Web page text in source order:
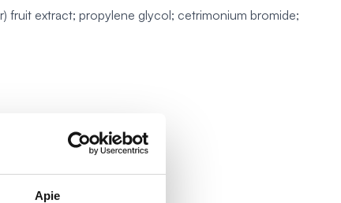
Apie
fruit extract; propylene glycol; cetrimonium bromide;